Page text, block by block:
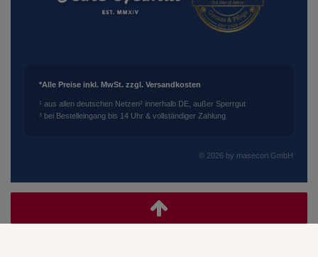
*Alle Preise inkl. MwSt. zzgl. Versandkosten
¹ aus allen deutschen Netzen² innerhalb DE, außer Sperrgut
³ bei Bestelleingang bis 14 Uhr & vollständiger Zahlung
© 2026 by masecori GmbH